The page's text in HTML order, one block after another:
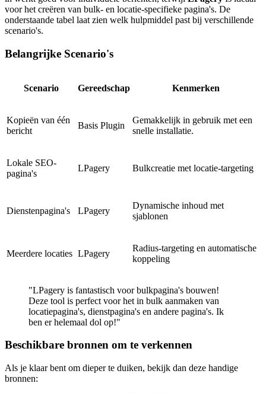
voor het creëren van bulk- en locatie-specifieke pagina's. De
onderstaande tabel laat zien welk hulpmiddel past bij verschillende
scenario's.
Belangrijke Scenario's
Scenario Gereedschap Kenmerken
Kopieën van één
bericht
Basis Plugin
Gemakkelijk in gebruik met een
snelle installatie.
Lokale SEO-
pagina's
LPagery Bulkcreatie met locatie-targeting
Dienstenpagina's LPagery
Dynamische inhoud met
sjablonen
Meerdere locaties LPagery
Radius-targeting en automatische
koppeling
"LPagery is fantastisch voor bulkpagina's bouwen!
Deze tool is perfect voor het in bulk aanmaken van
locatiepagina's, dienstpagina's en andere pagina's. Ik
ben er helemaal dol op!"
Beschikbare bronnen om te verkennen
Als je klaar bent om dieper te duiken, bekijk dan deze handige
bronnen: